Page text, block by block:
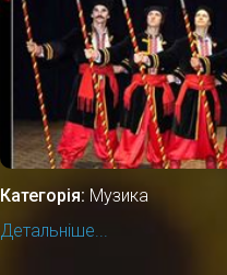
Категорія: Музика
Детальніше...